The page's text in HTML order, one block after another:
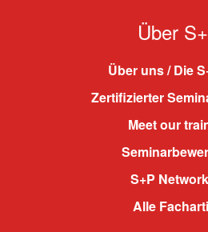
Über
Über uns / Die
Zertifizierter
Meet our
S+P
Alle